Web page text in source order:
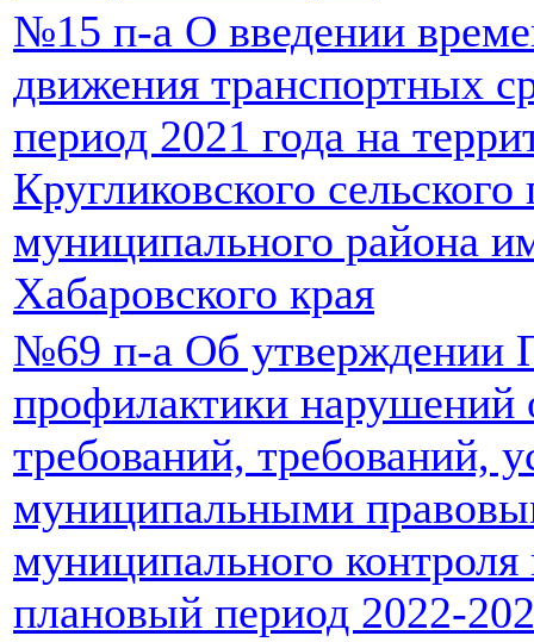
№15 п-а О введении
движения транспортных
период 2021 года на
Кругликовского
муниципального района
Хабаровского края
№69 п-а Об утверждении
профилактики нарушений
требований, требований,
муниципальными
муниципального контроля
плановый период 2022-